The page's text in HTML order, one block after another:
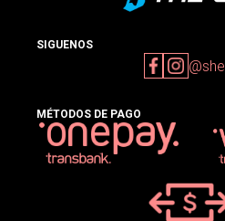
SIGUENOS
MÉTODOS DE PAGO